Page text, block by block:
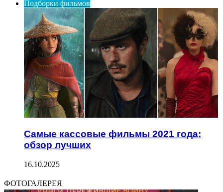
Подборки фильмов
Самые кассовые фильмы 2021 года:
обзор лучших
16.10.2025
ФОТОГАЛЕРЕЯ